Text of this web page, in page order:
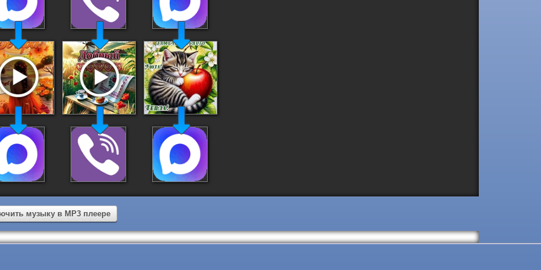
музыку в MP3 плеере